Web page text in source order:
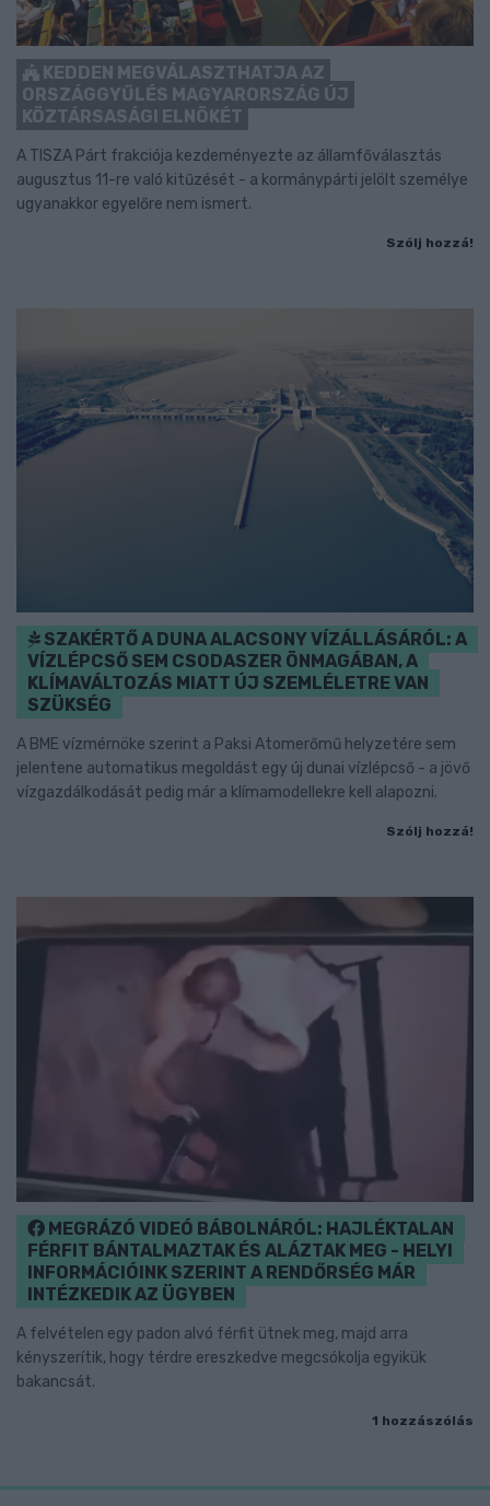
KEDDEN MEGVÁLASZTHATJA AZ
ORSZÁGGYŰLÉS MAGYARORSZÁG ÚJ
KÖZTÁRSASÁGI ELNÖKÉT
A TISZA Párt frakciója kezdeményezte az államfőválasztás
augusztus 11-re való kitűzését - a kormánypárti jelölt személye
ugyanakkor egyelőre nem ismert.
Szólj hozzá!
SZAKÉRTŐ A DUNA ALACSONY VÍZÁLLÁSÁRÓL: A
VÍZLÉPCSŐ SEM CSODASZER ÖNMAGÁBAN, A
KLÍMAVÁLTOZÁS MIATT ÚJ SZEMLÉLETRE VAN
SZÜKSÉG
A BME vízmérnöke szerint a Paksi Atomerőmű helyzetére sem
jelentene automatikus megoldást egy új dunai vízlépcső - a jövő
vízgazdálkodását pedig már a klímamodellekre kell alapozni.
Szólj hozzá!
MEGRÁZÓ VIDEÓ BÁBOLNÁRÓL: HAJLÉKTALAN
FÉRFIT BÁNTALMAZTAK ÉS ALÁZTAK MEG - HELYI
INFORMÁCIÓINK SZERINT A RENDŐRSÉG MÁR
INTÉZKEDIK AZ ÜGYBEN
A felvételen egy padon alvó férfit ütnek meg, majd arra
kényszerítik, hogy térdre ereszkedve megcsókolja egyikük
bakancsát.
1 hozzászólás